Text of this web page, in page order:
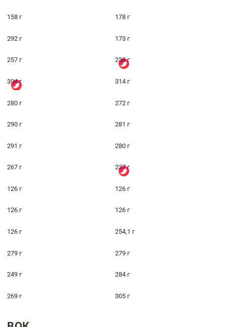
158 г 178 г
292 г 173 г
257 г 238 г
304 г 314 г
280 г 272 г
290 г 281 г
291 г 280 г
267 г 237 г
126 г 126 г
126 г 126 г
126 г 254,1 г
279 г 279 г
249 г 284 г
269 г 305 г